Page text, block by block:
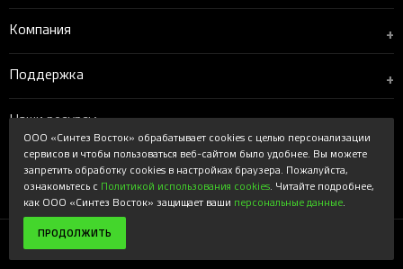
Компания +
Поддержка +
Наши ресурсы +
Вверх
ООО «Синтез Восток» обрабатывает cookies с целью персонализации
сервисов и чтобы пользоваться веб-сайтом было удобнее. Вы можете
запретить обработку cookies в настройках браузера. Пожалуйста,
ознакомьтесь с Политикой использования cookies . Читайте подробнее,
как ООО «Синтез Восток» защищает ваши персональные данные
ПРОДОЛЖИТЬ